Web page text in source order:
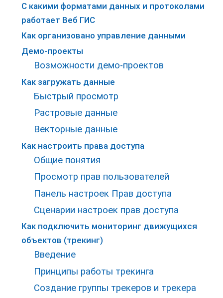
С какими форматами данных и протоколами
работает Веб ГИС
Как организовано управление данными
Демо-проекты
Возможности демо-проектов
Как загружать данные
Быстрый просмотр
Растровые данные
Векторные данные
Как настроить права доступа
Общие понятия
Просмотр прав пользователей
Панель настроек Прав доступа
Сценарии настроек прав доступа
Как подключить мониторинг движущихся
объектов (трекинг)
Введение
Принципы работы трекинга
Создание группы трекеров и трекера